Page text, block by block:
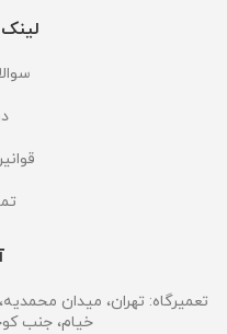
تعمیرگاه: تهران، میدان
خیام، جنب